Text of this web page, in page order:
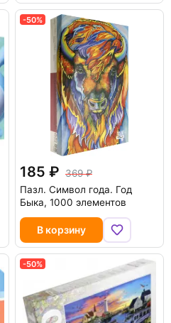
-50%
185
369
Пазл. Символ года. Год
Быка, 1000 элементов
В корзину
-50%